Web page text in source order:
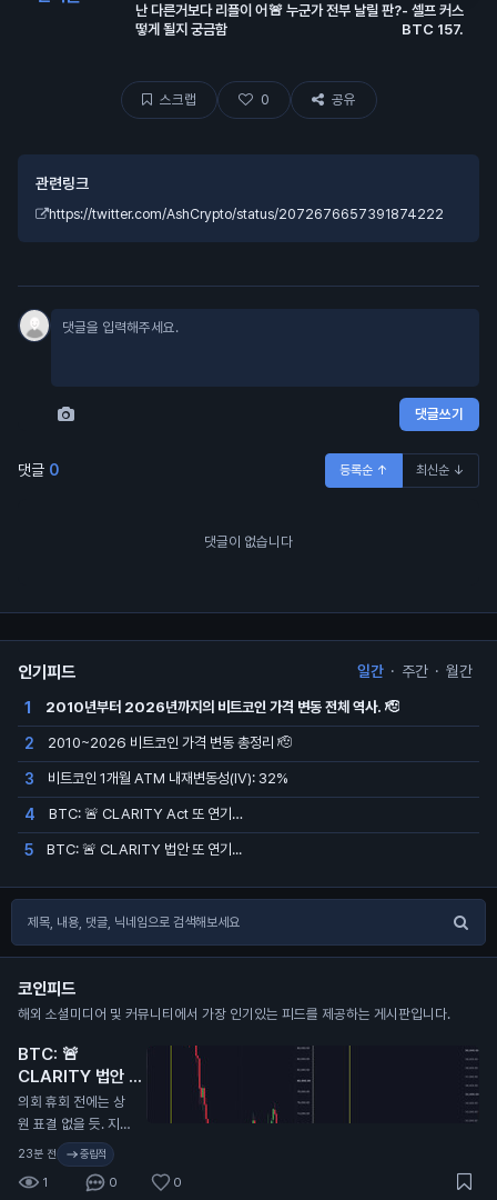
난 다른거보다 리플이 어
떻게 될지 궁금함
🚨 누군가 전부 날릴 판?- 셀프 커스터디
BTC 157.1만 개
스크랩 0 공유
관련링크
https://twitter.com/AshCrypto/status/2072676657391874222
댓글쓰기
댓글 0 등록순 ↑ 최신순 ↓
댓글이 없습니다
인기피드 일간 · 주간 · 월간
1 2010년부터 2026년까지의 비트코인 가격 변동 전체 역사. 🫡
2 2010~2026 비트코인 가격 변동 총정리 🫡
3 비트코인 1개월 ATM 내재변동성(IV): 32%
4 BTC: 🚨 CLARITY Act 또 연기…
5 BTC: 🚨 CLARITY 법안 또 연기...
코인피드
해외 소셜미디어 및 커뮤니티에서 가장 인기있는 피드를 제공하는 게시판입니다.
BTC: 🚨
CLARITY 법안 또
연기...
N
의회 휴회 전에는 상
원 표결 없을 듯. 지난
번에 CLARITY 법안
이 미뤄졌을 때 비트
코인 9.7만 달러에서
23분 전 중립적
1 0 0